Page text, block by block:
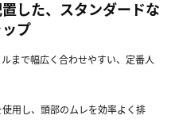
した、スタンダードな
プ
まで幅広く合わせやすい、定番人
用し、頭部のムレを効率よく排